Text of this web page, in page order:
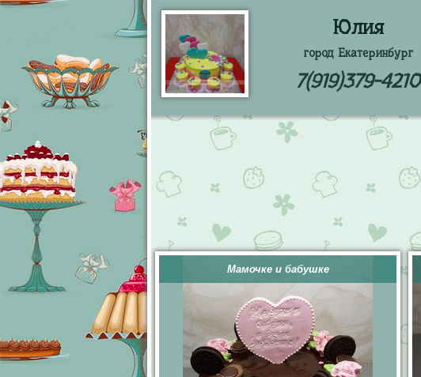
Юлия
город Екатеринбург
7(919)379-4210
Мамочке и бабушке